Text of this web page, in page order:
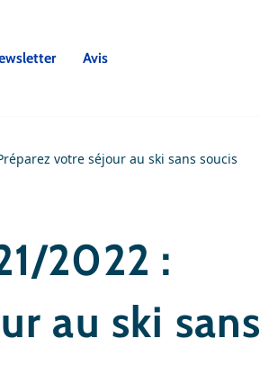
Avis
votre séjour au ski sans soucis
2022 :
au ski sans